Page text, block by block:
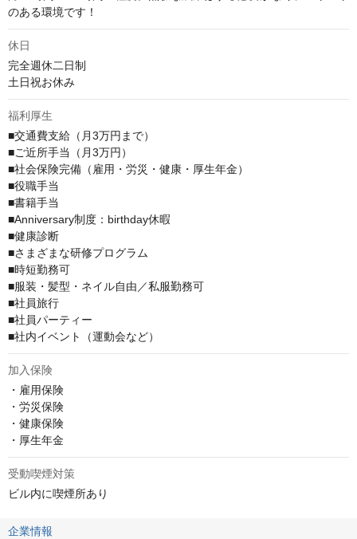
のある環境です！
休日
完全週休二日制
土日祝お休み
福利厚生
■交通費支給（月3万円まで）
■ご近所手当（月3万円）
■社会保険完備（雇用・労災・健康・厚生年金）
■役職手当
■書籍手当
■Anniversary制度：birthday休暇
■健康診断
■さまざまな研修プログラム
■時短勤務可
■服装・髪型・ネイル自由／私服勤務可
■社員旅行
■社員パーティー
■社内イベント（運動会など）
加入保険
・雇用保険
・労災保険
・健康保険
・厚生年金
受動喫煙対策
ビル内に喫煙所あり
企業情報